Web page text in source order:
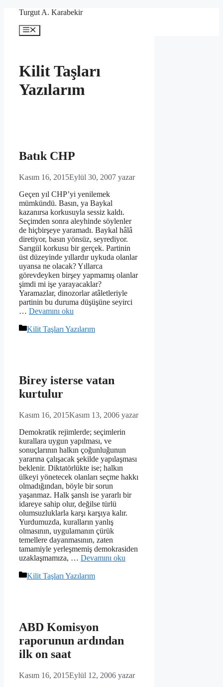
İçeriğeTurgut A. Karabekir
Menü
Kilit Taşları
Yazılarım
Batık CHP
Kasım 16, 2015Eylül 30, 2007 yazar
Geçen yıl CHP’yi yenilemek
mümkündü. Basın, ya Baykal
kazanırsa korkusuyla sessiz kaldı.
Seçimden sonra aleyhinde söylenler
de hiçbirşeye yaramadı. Baykal hâlâ
diretiyor, basın yönsüz, seyrediyor.
Sarıgül korkusu bir gerçek. Partinin
üst düzeyinde yıllardır uykuda olanlar
uyansa ne olacak? Yıllarca
görevdeyken birşey yapmamış olanlar
şimdi mi işe yarayacaklar?
Yaramazlar, dinozorlar atâletleriyle
partinin bu duruma düşüşüne seyirci
… Devamını oku
Kategoriler
Kilit Taşları Yazılarım
Birey isterse vatan
kurtulur
Kasım 16, 2015Kasım 13, 2006 yazar
Demokratik rejimlerde; seçimlerin
kurallara uygun yapılması, ve
sonuçlarının halkın çoğunluğunun
yararına çalışacak şekilde yapılaşması
beklenir. Diktatörlükte ise; halkın
ülkeyi yönetecek olanları seçme hakkı
olmadığından, böyle bir sorun
yaşanmaz. Halk şanslı ise yararlı bir
idareye sahip olur, değilse türlü
olumsuzluklarla karşı karşıya kalır.
Yurdumuzda, kuralların yanlış
olmasının, uygulamanın çürük
temellere dayanmasının, zaten
tamamiyle yerleşmemiş demokrasiden
uzaklaşmamıza, … Devamını oku
Kategoriler
Kilit Taşları Yazılarım
ABD Komisyon
raporunun ardından
ilk on saat
Kasım 16, 2015Eylül 12, 2006 yazar